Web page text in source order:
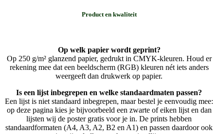
Product en kwaliteit
Op welk papier wordt geprint?
Op 250 g/m² glanzend papier, gedrukt in CMYK-kleuren. Houd er
rekening mee dat een beeldscherm (RGB) kleuren nét iets anders
weergeeft dan drukwerk op papier.
Is een lijst inbegrepen en welke standaardmaten passen?
Een lijst is niet standaard inbegrepen, maar bestel je eenvoudig mee:
op deze pagina kies je bijvoorbeeld een zwarte of eiken lijst en dan
lijsten wij de poster gratis voor je in. De prints hebben
standaardformaten (A4, A3, A2, B2 en A1) en passen daardoor ook